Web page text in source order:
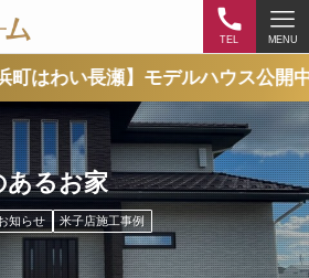
TEL MENU
瀬】モデルハウス公開中！
あるお家
知らせ 米子店施工事例